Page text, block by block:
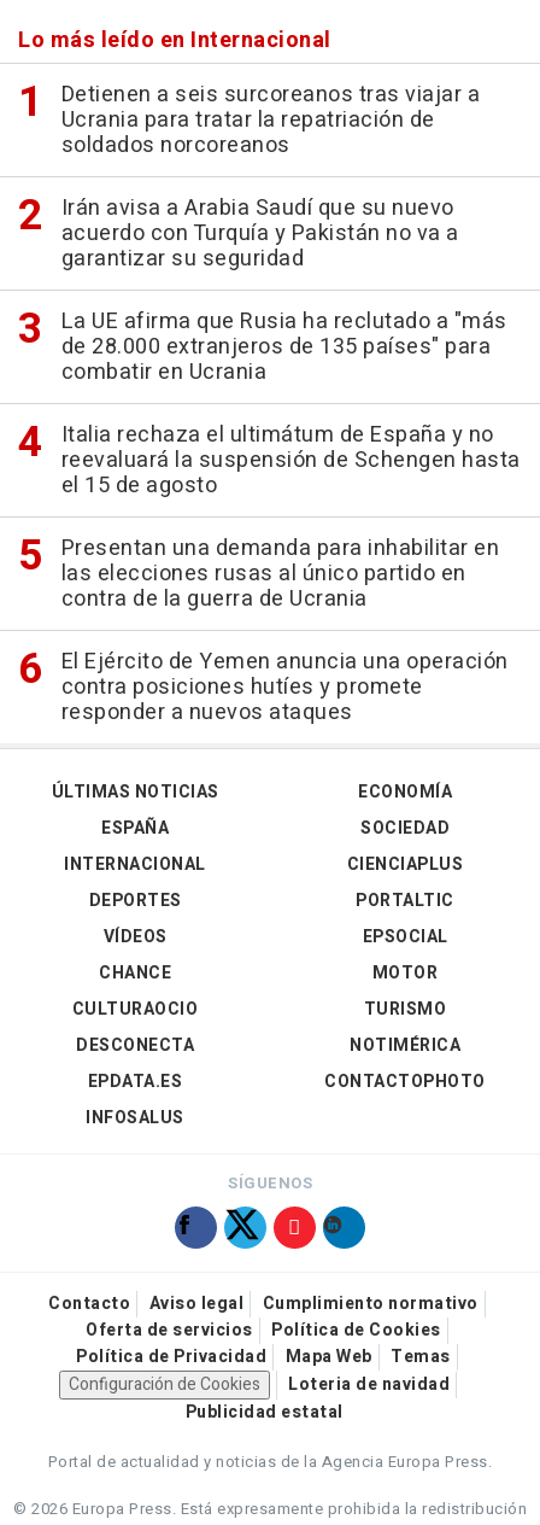
Lo más leído en Internacional
Detienen a seis surcoreanos tras viajar a
Ucrania para tratar la repatriación de
soldados norcoreanos
Irán avisa a Arabia Saudí que su nuevo
acuerdo con Turquía y Pakistán no va a
garantizar su seguridad
La UE afirma que Rusia ha reclutado a "más
de 28.000 extranjeros de 135 países" para
combatir en Ucrania
Italia rechaza el ultimátum de España y no
reevaluará la suspensión de Schengen hasta
el 15 de agosto
Presentan una demanda para inhabilitar en
las elecciones rusas al único partido en
contra de la guerra de Ucrania
El Ejército de Yemen anuncia una operación
contra posiciones hutíes y promete
responder a nuevos ataques
ÚLTIMAS NOTICIAS
ESPAÑA
INTERNACIONAL
DEPORTES
VÍDEOS
ECONOMÍA
SOCIEDAD
CIENCIAPLUS
PORTALTIC
EPSOCIAL
CHANCE
CULTURAOCIO
DESCONECTA
EPDATA.ES
INFOSALUS
MOTOR
TURISMO
NOTIMÉRICA
CONTACTOPHOTO
SÍGUENOS
Contacto Aviso legal
Cumplimiento normativo
Oferta de servicios
Política de Cookies
Política de Privacidad
Mapa Web
Temas
Configuración de Cookies
Loteria de navidad
Publicidad estatal
Portal de actualidad y noticias de la Agencia Europa Press.
© 2026 Europa Press. Está expresamente prohibida la redistribución